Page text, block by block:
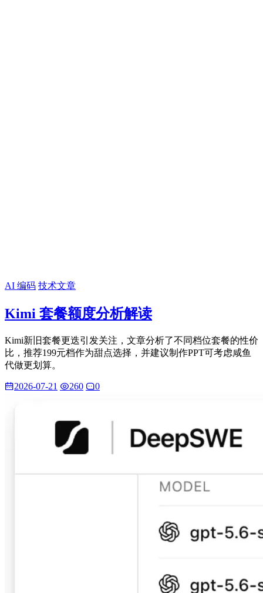
AI 编码 技术文章
Kimi 套餐额度分析解读
Kimi新旧套餐更迭引发关注，文章分析了不同档位套餐的性价
比，推荐199元档作为甜点选择，并建议制作PPT可考虑咸鱼
代做更划算。
2026-07-21 260 0